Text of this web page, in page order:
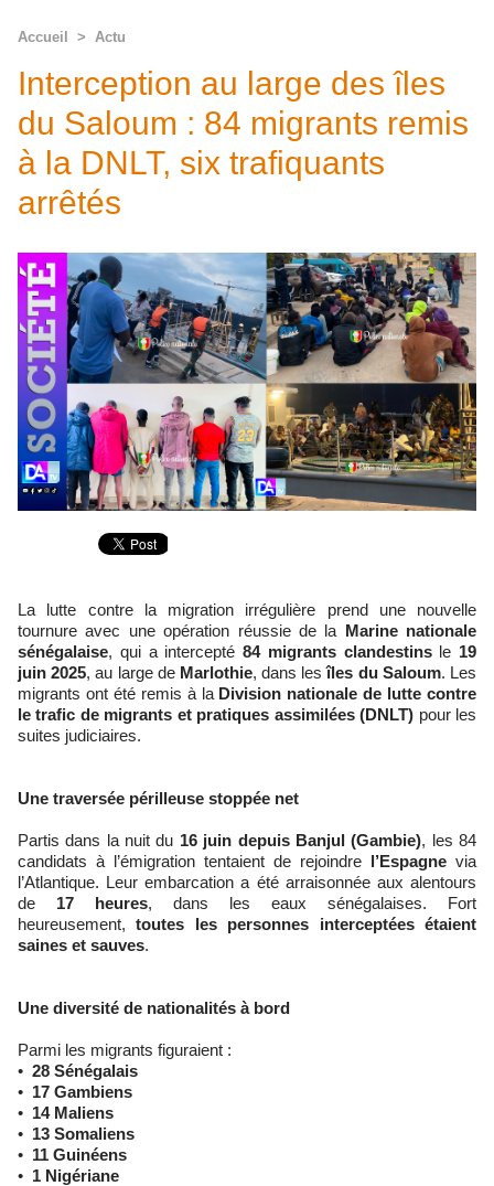
Accueil > Actu
Interception au large des îles
du Saloum : 84 migrants remis
à la DNLT, six trafiquants
arrêtés
La lutte contre la migration irrégulière prend une nouvelle
tournure avec une opération réussie de la Marine nationale
sénégalaise, qui a intercepté 84 migrants clandestinsle 19
juin 2025, au large de Marlothie, dans lesîles du Saloum. Les
migrants ont été remis à la Division nationale de lutte contre
le trafic de migrants et pratiques assimilées (DNLT) pour les
suites judiciaires.
Une traversée périlleuse stoppée net
Partis dans la nuit du 16 juin depuis Banjul (Gambie), les 84
candidats à l’émigration tentaient de rejoindre l’Espagne via
l’Atlantique. Leur embarcation a été arraisonnée aux alentours
de 17 heures, dans les eaux sénégalaises. Fort
heureusement,toutes les personnes interceptées étaient
saines et sauves.
Une diversité de nationalités à bord
Parmi les migrants figuraient :
• 28 Sénégalais
• 17 Gambiens
• 14 Maliens
• 13 Somaliens
• 11 Guinéens
• 1 Nigériane